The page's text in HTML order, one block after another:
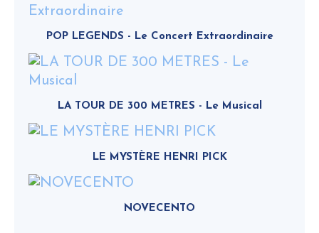
POP LEGENDS - Le Concert Extraordinaire
LA TOUR DE 300 METRES - Le Musical
LE MYSTÈRE HENRI PICK
NOVECENTO